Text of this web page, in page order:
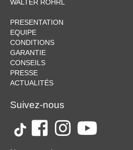
WALTER RÖHRL
PRESENTATION
EQUIPE
CONDITIONS
GARANTIE
CONSEILS
PRESSE
ACTUALITÉS
Suivez-nous